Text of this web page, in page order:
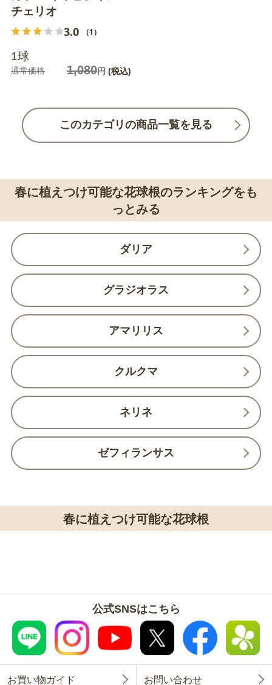
チェリオ
3.0 （1）
1球
通常価格 1,080円(税込)
このカテゴリの商品一覧を見る
春に植えつけ可能な花球根のランキングをも
っとみる
ダリア
グラジオラス
アマリリス
クルクマ
ネリネ
ゼフィランサス
春に植えつけ可能な花球根
公式SNSはこちら
お買い物ガイド お問い合わせ